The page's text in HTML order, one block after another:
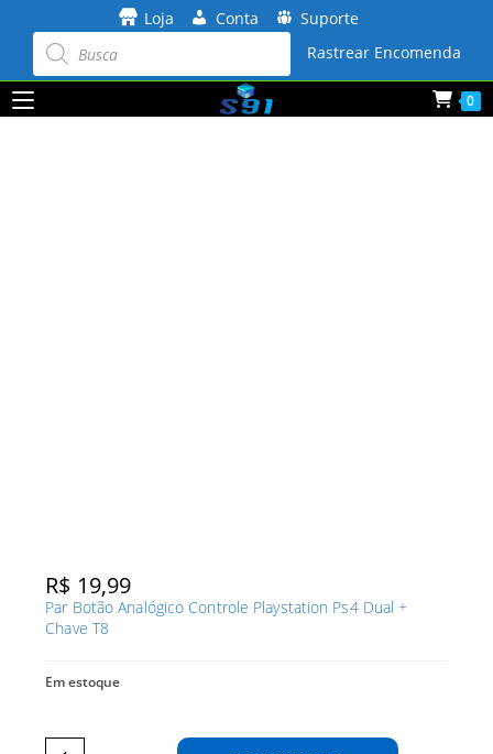
conteúdo
Loja Conta Suporte
Pesquisar
produtos Rastrear Encomenda
0
R$ 19,99
Par Botão Analógico Controle Playstation Ps4 Dual +
Chave T8
Em estoque
Par
Botão